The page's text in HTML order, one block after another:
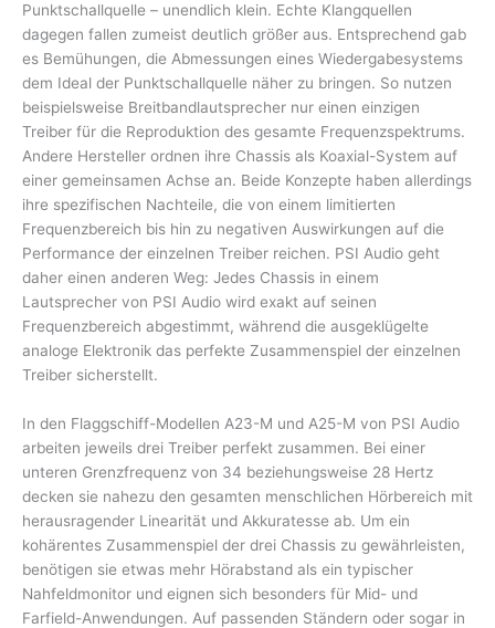
Punktschallquelle – unendlich klein. Echte Klangquellen
dagegen fallen zumeist deutlich größer aus. Entsprechend gab
es Bemühungen, die Abmessungen eines Wiedergabesystems
dem Ideal der Punktschallquelle näher zu bringen. So nutzen
beispielsweise Breitbandlautsprecher nur einen einzigen
Treiber für die Reproduktion des gesamte Frequenzspektrums.
Andere Hersteller ordnen ihre Chassis als Koaxial-System auf
einer gemeinsamen Achse an. Beide Konzepte haben allerdings
ihre spezifischen Nachteile, die von einem limitierten
Frequenzbereich bis hin zu negativen Auswirkungen auf die
Performance der einzelnen Treiber reichen. PSI Audio geht
daher einen anderen Weg: Jedes Chassis in einem
Lautsprecher von PSI Audio wird exakt auf seinen
Frequenzbereich abgestimmt, während die ausgeklügelte
analoge Elektronik das perfekte Zusammenspiel der einzelnen
Treiber sicherstellt.
In den Flaggschiff-Modellen A23-M und A25-M von PSI Audio
arbeiten jeweils drei Treiber perfekt zusammen. Bei einer
unteren Grenzfrequenz von 34 beziehungsweise 28 Hertz
decken sie nahezu den gesamten menschlichen Hörbereich mit
herausragender Linearität und Akkuratesse ab. Um ein
kohärentes Zusammenspiel der drei Chassis zu gewährleisten,
benötigen sie etwas mehr Hörabstand als ein typischer
Nahfeldmonitor und eignen sich besonders für Mid- und
Farfield-Anwendungen. Auf passenden Ständern oder sogar in